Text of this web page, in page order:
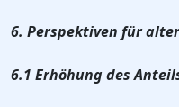
6. Perspektiven für
6.1 Erhöhung des